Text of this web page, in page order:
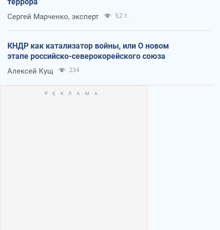
Сергей Марченко, эксперт 5,2 т.
КНДР как катализатор войны, или О новом
этапе российско-северокорейского союза
Алексей Кущ 234